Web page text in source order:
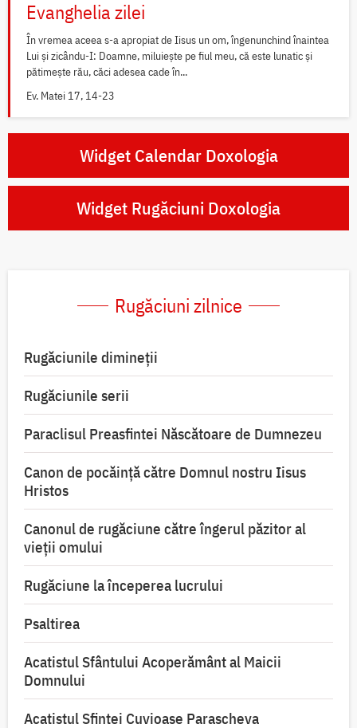
Evanghelia zilei
În vremea aceea s-a apropiat de Iisus un om, îngenunchind înaintea
Lui și zicându-I: Doamne, miluiește pe fiul meu, că este lunatic și
pătimește rău, căci adesea cade în...
Ev. Matei 17, 14-23
Widget Calendar Doxologia
Widget Rugăciuni Doxologia
Rugăciuni zilnice
Rugăciunile dimineții
Rugăciunile serii
Paraclisul Preasfintei Născătoare de Dumnezeu
Canon de pocăință către Domnul nostru Iisus
Hristos
Canonul de rugăciune către îngerul păzitor al
vieții omului
Rugăciune la începerea lucrului
Psaltirea
Acatistul Sfântului Acoperământ al Maicii
Domnului
Acatistul Sfintei Cuvioase Parascheva